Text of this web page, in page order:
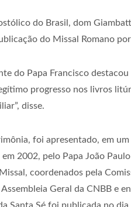
do Brasil, dom
do Missal Romano
do Papa Francisco
progresso nos livros
disse.
foi apresentado, em
2002, pelo Papa João
coordenados pela
Assembleia Geral da CNBB e